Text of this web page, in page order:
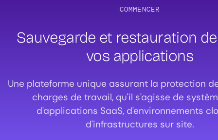
COMMENCER
Sauvegarde et restauration
vos applications
Une plateforme unique assurant la protection
charges de travail, qu'il s'agisse de
d'applications SaaS, d'environnements
d'infrastructures sur site.